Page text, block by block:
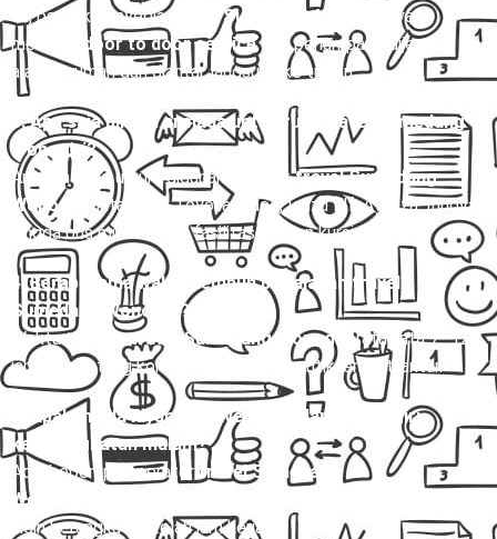
Ya, banyak penyediatravel Sumedang Wonogiri
yang
melayani
door to door service, jadi penumpang dijemput di
alamat rumah dan diantar langsung ke tujuan.
3. Apa saja pilihan armada untuk rute travel Sumedang
Wonogiri?
Armada yang umum digunakan untuktravel Sumedang
Wonogiri
antara lain Toyota Hiace, Isuzu Elf, Avanza, Innova,
hingga bus mini dengan fasilitas AC dan kursi reclining.
4. Berapa lama waktu tempuh perjalanan travel
Sumedang Wonogiri?
Waktu tempuhtravel Sumedang Wonogiri rata-rata 7–12
jam, tergantung kondisi lalu lintas dan titik jemput-antar.
5. Apakah ada layanan travel Sumedang Wonogiri
keberangkatan malam?
Ada, beberapa operator travel Sumedang
Wonogiri
ingin berangkat setelah jam kerja.